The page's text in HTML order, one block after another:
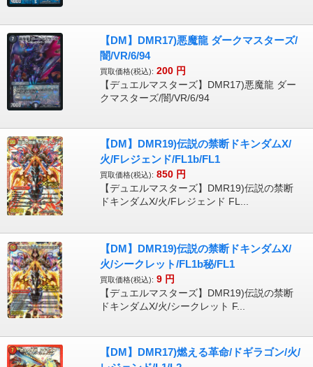
【DM】DMR17)悪魔龍 ダークマスターズ/
闇/VR/6/94
買取価格(税込): 200 円
【デュエルマスターズ】DMR17)悪魔龍 ダー
クマスターズ/闇/VR/6/94
【DM】DMR19)伝説の禁断ドキンダムX/
火/Fレジェンド/FL1b/FL1
買取価格(税込): 850 円
【デュエルマスターズ】DMR19)伝説の禁断
ドキンダムX/火/Fレジェンド FL...
【DM】DMR19)伝説の禁断ドキンダムX/
火/シークレット/FL1b秘/FL1
買取価格(税込): 9 円
【デュエルマスターズ】DMR19)伝説の禁断
ドキンダムX/火/シークレット F...
【DM】DMR17)燃える革命/ドギラゴン/火/